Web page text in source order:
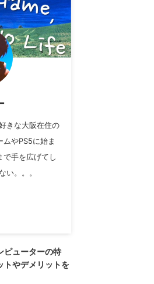
きな大阪在住の
やPS5に始ま
で手を広げてし
い。。。
ピューターの特
トやデメリットを